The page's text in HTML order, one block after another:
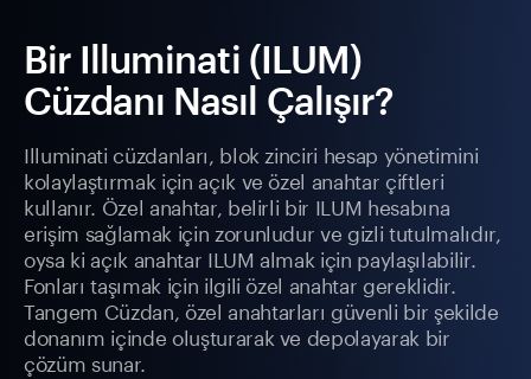
Bir Illuminati (ILUM)
Cüzdanı Nasıl Çalışır?
Illuminati cüzdanları, blok zinciri hesap yönetimini
kolaylaştırmak için açık ve özel anahtar çiftleri
kullanır. Özel anahtar, belirli bir ILUM hesabına
erişim sağlamak için zorunludur ve gizli tutulmalıdır,
oysa ki açık anahtar ILUM almak için paylaşılabilir.
Fonları taşımak için ilgili özel anahtar gereklidir.
Tangem Cüzdan, özel anahtarları güvenli bir şekilde
donanım içinde oluşturarak ve depolayarak bir
çözüm sunar.